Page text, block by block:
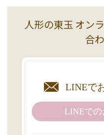
人形の東玉 オン
合
LINEで
LINEでの